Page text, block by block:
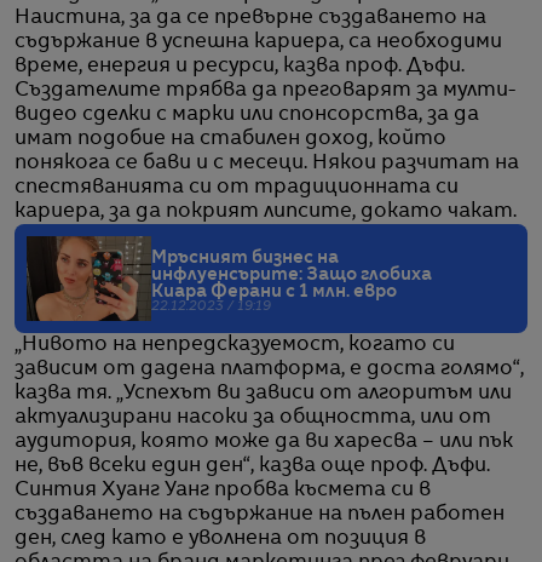
Наистина, за да се превърне създаването на
съдържание в успешна кариера, са необходими
време, енергия и ресурси, казва проф. Дъфи.
Създателите трябва да преговарят за мулти-
видео сделки с марки или спонсорства, за да
имат подобие на стабилен доход, който
понякога се бави и с месеци. Някои разчитат на
спестяванията си от традиционната си
кариера, за да покрият липсите, докато чакат.
Мръсният бизнес на
инфлуенсърите: Защо глобиха
Киара Ферани с 1 млн. евро
22.12.2023 / 19:19
„Нивото на непредсказуемост, когато си
зависим от дадена платформа, е доста голямо“,
казва тя. „Успехът ви зависи от алгоритъм или
актуализирани насоки за общността, или от
аудитория, която може да ви харесва – или пък
не, във всеки един ден“, казва още проф. Дъфи.
Синтия Хуанг Уанг пробва късмета си в
създаването на съдържание на пълен работен
ден, след като е уволнена от позиция в